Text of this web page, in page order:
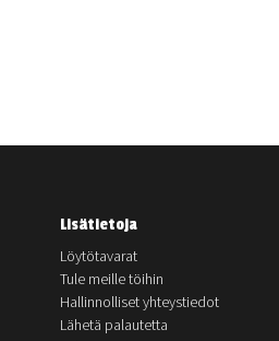
Lisätietoja
Löytötavarat
Tule meille töihin
Hallinnolliset yhteystiedot
Lähetä palautetta